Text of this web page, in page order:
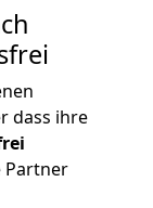
dass ihre
Partner